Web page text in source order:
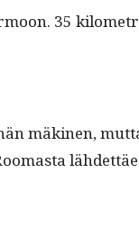
35
mäki­nen,